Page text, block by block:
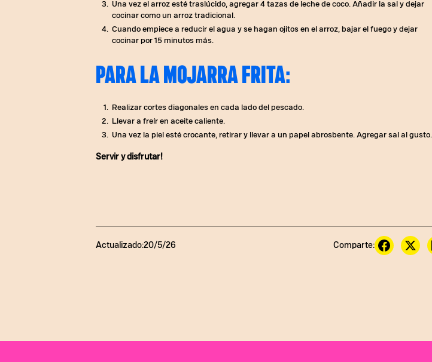
Una vez el arroz esté traslúcido, agregar 4 tazas de leche de coco. Añadir la sal y dejar
cocinar como un arroz tradicional.
Cuando empiece a reducir el agua y se hagan ojitos en el arroz, bajar el fuego y dejar
cocinar por 15 minutos más.
PARA LA MOJARRA FRITA:
Realizar cortes diagonales en cada lado del pescado.
Llevar a freír en aceite caliente.
Una vez la piel esté crocante, retirar y llevar a un papel abrosbente. Agregar sal al gusto.
Servir y disfrutar!
Actualizado:20/5/26 Comparte: